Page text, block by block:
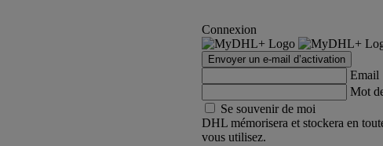
Connexion
Envoyer un e-mail d’activation
Email
Mot
Se souvenir de moi
DHL mémorisera et stockera en
vous utilisez.